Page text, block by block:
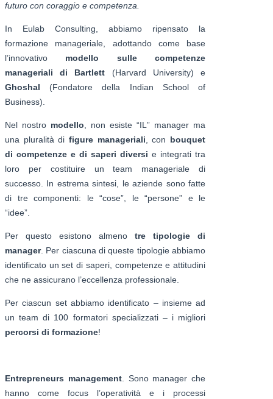
futuro con coraggio e competenza.
In Eulab Consulting, abbiamo ripensato la
formazione manageriale, adottando come base
l’innovativo modello sulle competenze
manageriali di Bartlett (Harvard University) e
Ghoshal (Fondatore della Indian School of
Business).
Nel nostro modello , non esiste “IL” manager ma
una pluralità difigure manageriali , con bouquet
di competenze e di saperi diversi e integrati tra
loro per costituire un team manageriale di
successo. In estrema sintesi, le aziende sono fatte
di tre componenti: le “cose”, le “persone” e le
“idee”.
Per questo esistono almenotre tipologie di
manager. Per ciascuna di queste tipologie abbiamo
identificato un set di saperi, competenze e attitudini
che ne assicurano l’eccellenza professionale.
Per ciascun set abbiamo identificato – insieme ad
un team di 100 formatori specializzati – i migliori
percorsi di formazione!
Entrepreneurs management. Sono manager che
hanno come focus l’operatività e i processi